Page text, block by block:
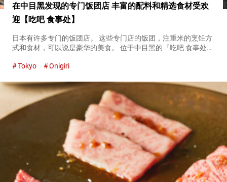
在中目黑发现的专门饭团店 丰富的配料和精选食材受欢
迎【吃吧 食事处】
日本有许多专门的饭团店。 这些专门店的饭团，注重米的烹饪方
式和食材，可以说是豪华的美食。 位于中目黑的『吃吧 食事处
注重食材的饭团。 中目黑的专卖店里受...
Tokyo Onigiri